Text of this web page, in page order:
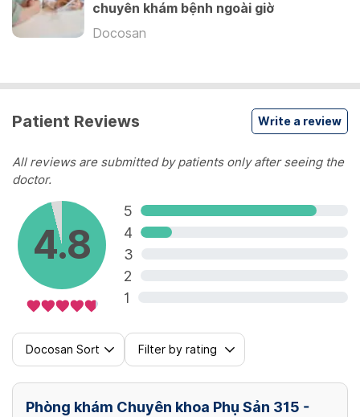
View more
chuyên khám bệnh ngoài giờ
Docosan
Patient Reviews Write a review
All reviews are submitted by patients only after seeing the
doctor.
4.8
5
4
3
2
1
Docosan Sort Filter by rating
Phòng khám Chuyên khoa Phụ Sản 315 -